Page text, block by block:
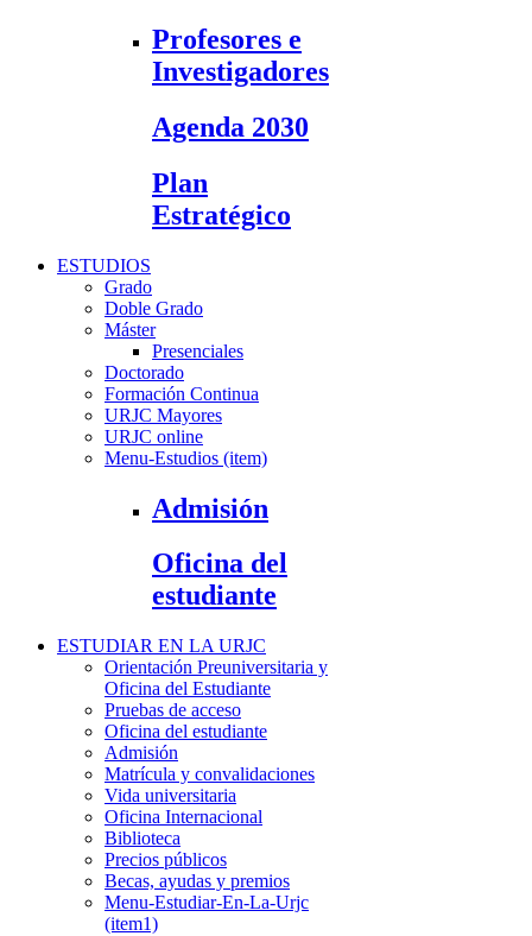
Profesores e
Investigadores
Agenda 2030
Plan
Estratégico
ESTUDIOS
Grado
Doble Grado
Máster
Presenciales
Doctorado
Formación Continua
URJC Mayores
URJC online
Menu-Estudios (item)
Admisión
Oficina del
estudiante
ESTUDIAR EN LA URJC
Orientación Preuniversitaria y
Oficina del Estudiante
Pruebas de acceso
Oficina del estudiante
Admisión
Matrícula y convalidaciones
Vida universitaria
Oficina Internacional
Biblioteca
Precios públicos
Becas, ayudas y premios
Menu-Estudiar-En-La-Urjc
(item1)